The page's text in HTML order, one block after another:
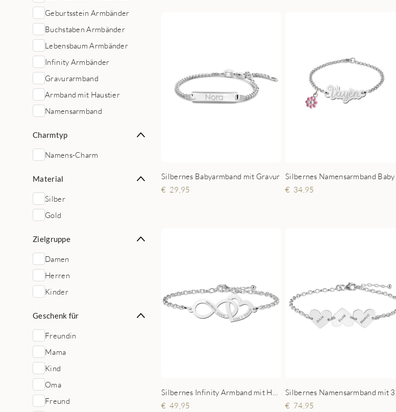
Geburtsstein Armbänder
Buchstaben Armbänder
Lebensbaum Armbänder
Infinity Armbänder
Gravurarmband
Armband mit Haustier
Namensarmband
Charmtyp
Namens-Charm
Material
Silber
Gold
Zielgruppe
Damen
Herren
Kinder
Geschenk für
Freundin
Mama
Kind
Oma
Freund
Silbernes Babyarmband mit Gravur
29,95
Silbernes Namensarmband Baby
34,95
49,95
74,95